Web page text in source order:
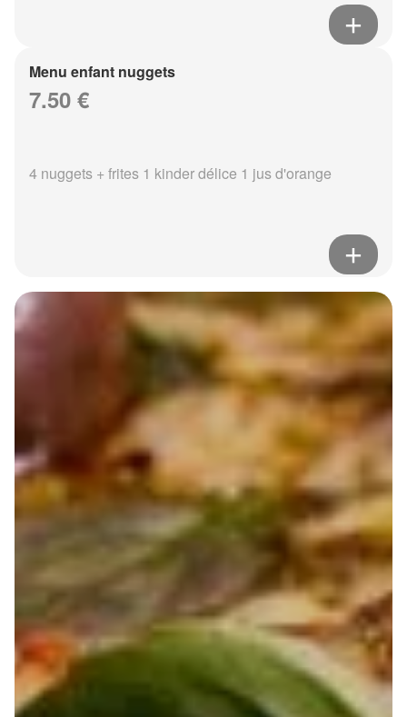
Menu enfant nuggets
7.50 €
4 nuggets + frites 1 kinder délice 1 jus d'orange